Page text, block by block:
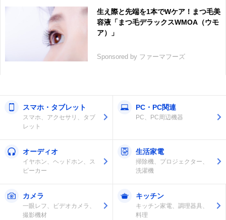
生え際と先端を1本でWケア！まつ毛美
容液「まつ毛デラックスWMOA（ウモ
ア）」
Sponsored by ファーマフーズ
スマホ・タブレット
スマホ、アクセサリ、タブ
レット
PC・PC関連
PC、PC周辺機器
オーディオ
イヤホン、ヘッドホン、ス
ピーカー
生活家電
掃除機、プロジェクター、
洗濯機
カメラ
一眼レフ、ビデオカメラ、
撮影機材
キッチン
キッチン家電、調理器具、
料理